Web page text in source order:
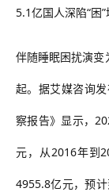
5.1亿国人深陷“困”
伴随睡眠困扰演
起。据艾媒咨询
察报告》显示，
元，从2016年到
4955.8亿元，预